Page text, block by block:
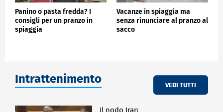
Panino o pasta fredda? I
consigli per un pranzo in
spiaggia
Vacanze in spiaggia ma
senza rinunciare al pranzo al
sacco
Intrattenimento VEDI TUTTI
Il nodo Iran